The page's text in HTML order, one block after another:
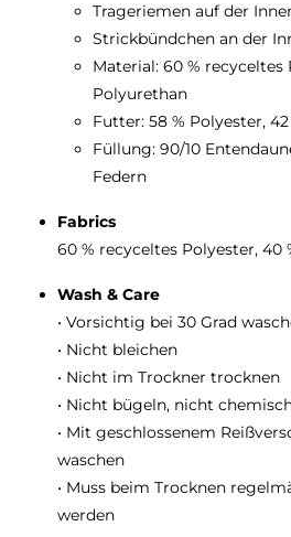
Trageriemen auf der
Strickbündchen an der
Material: 60 % recyceltes
Polyurethan
Futter: 58 % Polyester,
Füllung: 90/10
Federn
Fabrics
60 % recyceltes Polyester, 40
Wash & Care
• Vorsichtig bei 30 Grad
• Nicht bleichen
• Nicht im Trockner trocknen
• Nicht bügeln, nicht
• Mit geschlossenem
waschen
• Muss beim Trocknen
werden